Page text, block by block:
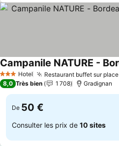
3 ÉtoilesHotel Restaurant buffet sur place
8,0 Très bien 1 708 Gradignan
De 50 €
Consulter les prix de 10 sites